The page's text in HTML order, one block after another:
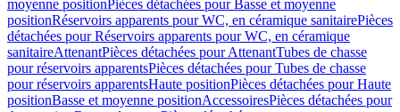
moyenne positionPièces détachées pour Basse et moyenne
positionRéservoirs apparents pour WC, en céramique sanitairePièces
détachées pour Réservoirs apparents pour WC, en céramique
sanitaireAttenantPièces détachées pour AttenantTubes de chasse
pour réservoirs apparentsPièces détachées pour Tubes de chasse
pour réservoirs apparentsHaute positionPièces détachées pour Haute
positionBasse et moyenne positionAccessoiresPièces détachées pour